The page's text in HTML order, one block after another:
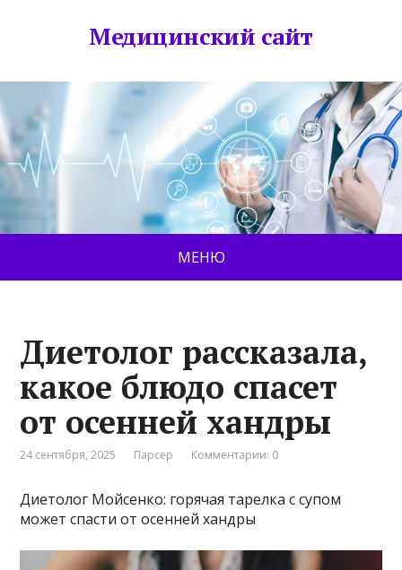
Медицинский сайт
МЕНЮ
Диетолог рассказала,
какое блюдо спасет
от осенней хандры
24 сентября, 2025 Парсер Комментарии: 0
Диетолог Мойсенко: горячая тарелка с супом
может спасти от осенней хандры